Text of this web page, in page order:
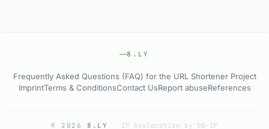
8.LY
Frequently Asked Questions (FAQ) for the URL Shortener Project
ImprintTerms & ConditionsContact UsReport abuseReferences
© 2026 8.LY · IP Geolocation by DB-IP